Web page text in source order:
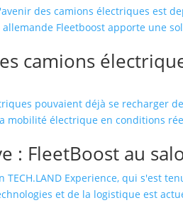
des camions électriques est
Fleetboost apporte une
camions
pouvaient déjà se recharger
mobilité électrique en conditions
: FleetBoost au
TECH.LAND Experience, qui s'est
et de la logistique est